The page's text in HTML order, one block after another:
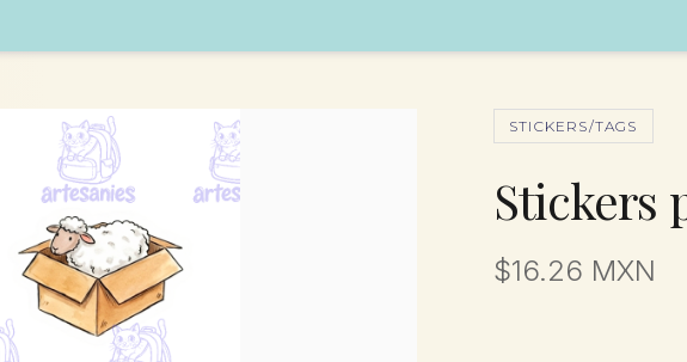
STICKERS/TAGS
Stickers
$16.26 MXN